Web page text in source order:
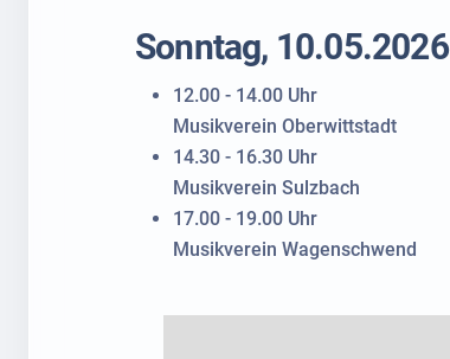
Sonntag, 10.05.2026
12.00 - 14.00 Uhr
Musikverein Oberwittstadt
14.30 - 16.30 Uhr
Musikverein Sulzbach
17.00 - 19.00 Uhr
Musikverein Wagenschwend